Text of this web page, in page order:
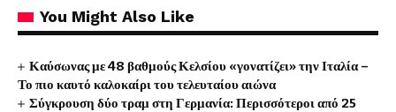
You Might Also Like
Καύσωνας με 48 βαθμούς Κελσίου «γονατίζει» την Ιταλία –
Το πιο καυτό καλοκαίρι του τελευταίου αιώνα
Σύγκρουση δύο τραμ στη Γερμανία: Περισσότεροι από 25